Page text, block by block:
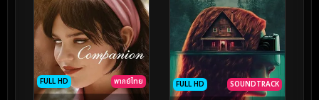
FULL HD พากย์ไทย FULL HD SOUNDTRACK